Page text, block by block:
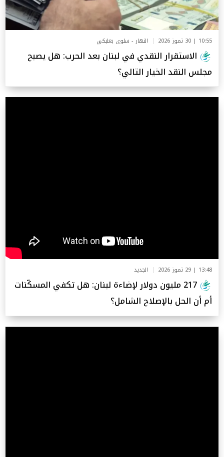
10:55 | 30 تموز 2026 النهار - سلوى بعلبكي
الاستقرار النقدي في لبنان بعد الحرب: هل يصبح
مجلس النقد الخيار التالي؟
13:48 | 29 تموز 2026 الجديد
217 مليون دولار لإضاءة لبنان: هل تكفي المسكّنات
أم أن الحل بالإصلاح الشامل؟